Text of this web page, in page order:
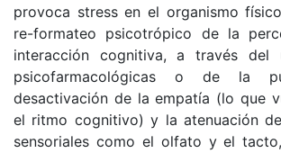
provoca stress en el organismo
re-formateo psicotrópico de la
interacción cognitiva, a través del
psicofarmacológicas o de la
desactivación de la empatía (lo que
el ritmo cognitivo) y la atenuación
sensoriales como el olfato y el